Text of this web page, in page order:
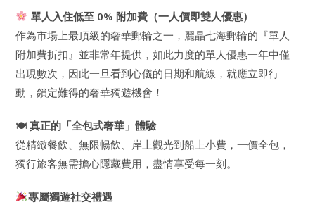
單人入住低至 0% 附加費（一人價即雙人優惠）
作為市場上最頂級的奢華郵輪之一，麗晶七海郵輪的『單人
附加費折扣』並非常年提供，如此力度的單人優惠一年中僅
出現數次，因此一旦看到心儀的日期和航線，就應立即行
動，鎖定難得的奢華獨遊機會！
🍽真正的「全包式奢華」體驗
從精緻餐飲、無限暢飲、岸上觀光到船上小費，一價全包，
獨行旅客無需擔心隱藏費用，盡情享受每一刻。
專屬獨遊社交禮遇